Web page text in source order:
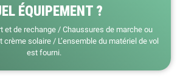
ÉQUIPEMENT ?
et de rechange / Chaussures de marche ou
solaire / L’ensemble du matériel de vol
est fourni.